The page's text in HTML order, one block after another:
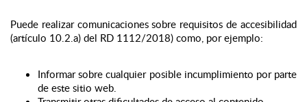
Puede realizar comunicaciones sobre requisitos de accesibilidad
(artículo 10.2.a) del RD 1112/2018) como, por ejemplo:
Informar sobre cualquier posible incumplimiento por parte
de este sitio web.